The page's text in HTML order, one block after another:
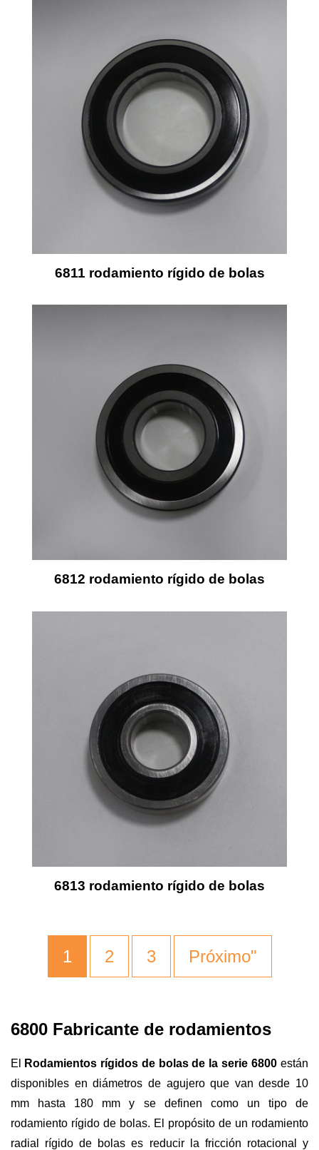
6811 rodamiento rígido de bolas
6812 rodamiento rígido de bolas
6813 rodamiento rígido de bolas
1 2 3 Próximo"
6800 Fabricante de rodamientos
El Rodamientos rígidos de bolas de la serie 6800 están
disponibles en diámetros de agujero que van desde 10
mm hasta 180 mm y se definen como un tipo de
rodamiento rígido de bolas. El propósito de un rodamiento
radial rígido de bolas es reducir la fricción rotacional y